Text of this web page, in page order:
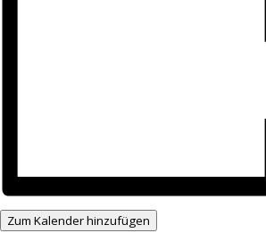
Zum Kalender hinzufügen